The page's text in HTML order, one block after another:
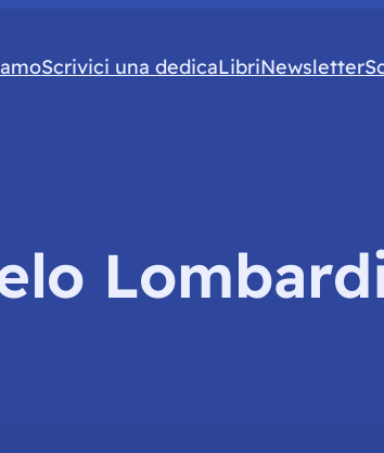
Scrivici una dedicaLibriNewsletter